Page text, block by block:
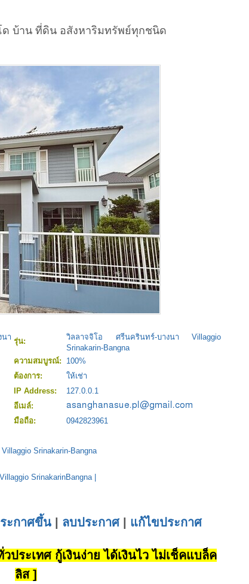
ด บ้าน ที่ดิน อสังหาริมทรัพย์ทุกชนิด
า รุ่น:
วิลลาจจิโอ ศรีนครินทร์-บางนา Villaggio
Srinakarin-Bangna
ความสมบูรณ์:
100%
ต้องการ:
ให้เช่า
IP Address:
127.0.0.1
อีเมล์:
มือถือ:
0942823961
Srinakarin-Bangna
SrinakarinBangna|
ะกาศขึ้น ลบประกาศ| แก้ไขประกาศ
ระเทศ กู้เงินง่าย ได้เงินไว ไม่เช็คแบล็ค
ลิส ]